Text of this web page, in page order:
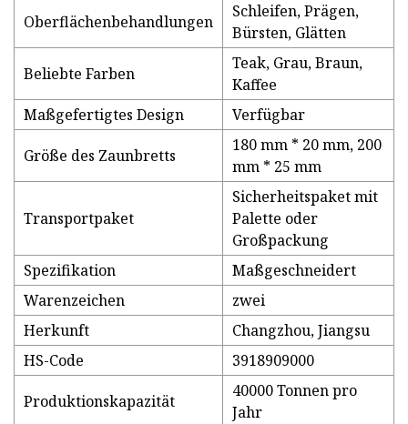
Oberflächenbehandlungen
Schleifen, Prägen,
Bürsten, Glätten
Beliebte Farben
Teak, Grau, Braun,
Kaffee
Maßgefertigtes Design
Verfügbar
Größe des Zaunbretts
180 mm * 20 mm, 200
mm * 25 mm
Transportpaket
Sicherheitspaket mit
Palette oder
Großpackung
Spezifikation
Maßgeschneidert
Warenzeichen
zwei
Herkunft
Changzhou, Jiangsu
HS-Code
3918909000
Produktionskapazität
40000 Tonnen pro
Jahr